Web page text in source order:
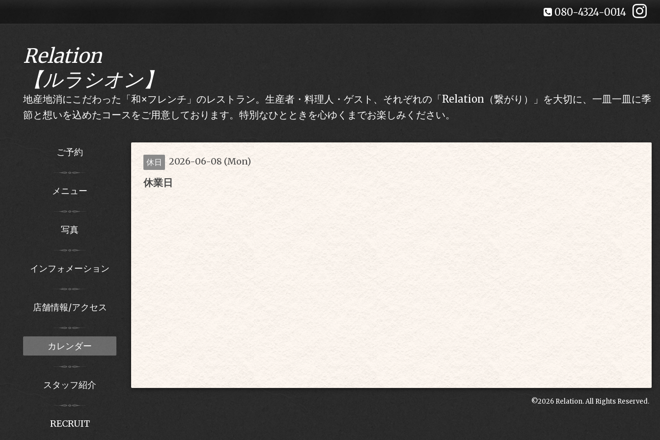
080-4324-0014
Relation
【ルラシオン】
地産地消にこだわった「和×フレンチ」のレストラン。生産者・料理人・ゲスト、それぞれの「Relation（繋がり）」を大切に、一皿一皿に季
節と想いを込めたコースをご用意しております。特別なひとときを心ゆくまでお楽しみください。
休日 2026-06-08 (Mon)
休業日
©2026 Relation. All Rights Reserved.
ご予約
メニュー
写真
インフォメーション
店舗情報/アクセス
カレンダー
スタッフ紹介
RECRUIT